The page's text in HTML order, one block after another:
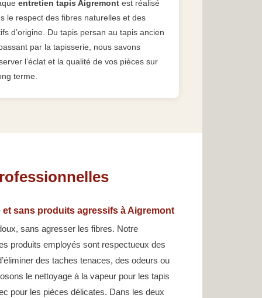
entretien tapis Aigremontest réalisé
le respect des fibres naturelles et des
d’origine. Du tapis persan au tapis ancien
par la tapisserie, nous savons
l’éclat et la qualité de vos pièces sur
terme.
sans produits agressifs à Aigremont
sans agresser les fibres. Notre
produits employés sont respectueux des
des taches tenaces, des odeurs ou
le nettoyage à la vapeur pour les tapis
pour les pièces délicates. Dans les deux